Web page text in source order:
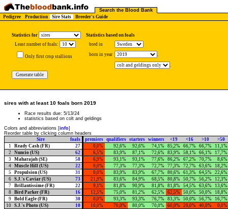
Search the Blood Bank
Pedigree
Production Sire Stats Breeder's Guide
Statistics for
Statistics based on foals
Least number of foals:
bred in
Only first crop stallions born in year .
.
sires with at least 10 foals born 2019
Race results due: 5/13/24
statistics based on colt and geldings
Colors and abbreviations [info]
Reorder table by clicking column headers
Sire
foals premiers qualifiers starters winners <19 <16 >10
>50
1
Ready Cash (FR) 27 0,0% 92,6% 92,6% 74,1% 85,2% 66,7% 66,7%
11,1%
2
Nuncio (US) 62 6,5% 83,9% 87,1% 72,6% 83,9% 58,1% 66,1%
17,7%
3
Maharajah (SE) 58 6,9% 93,1% 93,1% 77,6% 86,2% 67,2% 70,7%
8,6%
4 Muscle Hill (US) 22 0,0% 77,3% 77,3% 72,7% 77,3% 72,7% 63,6%
18,2%
5
Propulsion (US) 31 0,0% 83,9% 83,9% 67,7% 80,6% 61,3% 64,5% 22,6%
6 S.J.'s Caviar (US) 73 21,9% 83,6% 84,9% 68,5% 80,8% 50,7% 56,2%
12,3%
7 Brillantissime (FR) 22 9,1% 81,8% 90,9% 81,8% 81,8% 54,5% 63,6%
13,6%
8
Bird Parker (FR) 16 12,5% 75,0% 81,2% 62,5% 62,5% 50,0% 50,0%
18,8%
9 Bold Eagle (FR) 30 0,0% 93,3% 93,3% 76,7% 83,3% 50,0% 56,7%
16,7%
10 S.J.'s Photo (US) 10 10,0% 70,0% 80,0% 70,0% 60,0% 20,0% 40,0%
0,0%